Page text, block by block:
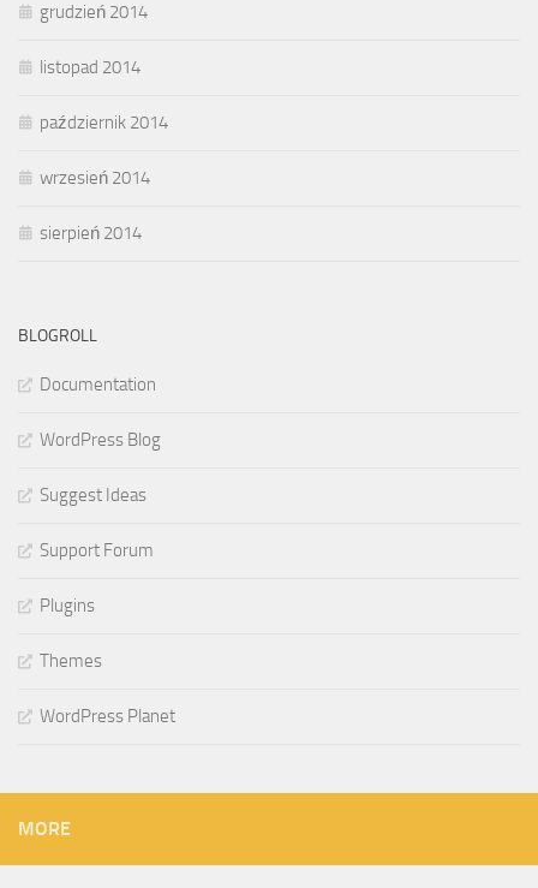
grudzień 2014
listopad 2014
październik 2014
wrzesień 2014
sierpień 2014
BLOGROLL
Documentation
WordPress Blog
Suggest Ideas
Support Forum
Plugins
Themes
WordPress Planet
MORE